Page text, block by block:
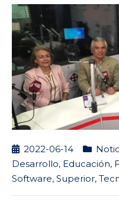
2022-06-14
Desarrollo, Educación,
Software, Superior,